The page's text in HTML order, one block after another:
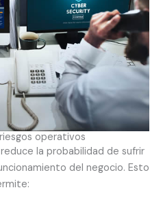
operativos
la probabilidad de sufrir
del negocio. Esto